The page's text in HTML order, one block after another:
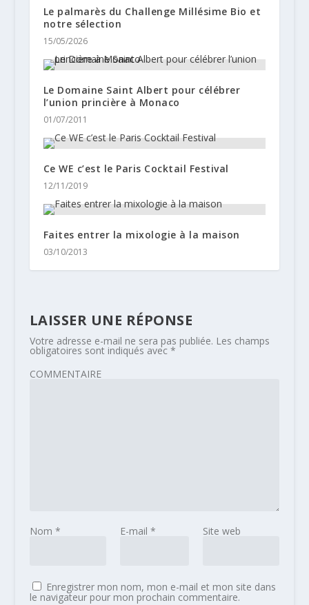
Le palmarès du Challenge Millésime Bio et
notre sélection
15/05/2026
Le Domaine Saint Albert pour célébrer
l’union princière à Monaco
01/07/2011
Ce WE c’est le Paris Cocktail Festival
12/11/2019
Faites entrer la mixologie à la maison
03/10/2013
LAISSER UNE RÉPONSE
Votre adresse e-mail ne sera pas publiée. Les champs
obligatoires sont indiqués avec *
COMMENTAIRE
Nom * E-mail * Site web
Enregistrer mon nom, mon e-mail et mon site dans
le navigateur pour mon prochain commentaire.